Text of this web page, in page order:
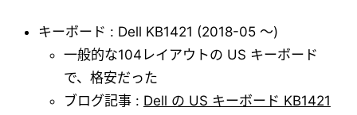
キーボード : Dell KB1421 (2018-05 ～)
一般的な104レイアウトの US キーボード
で、格安だった
ブログ記事 : Dell の US キーボード KB1421